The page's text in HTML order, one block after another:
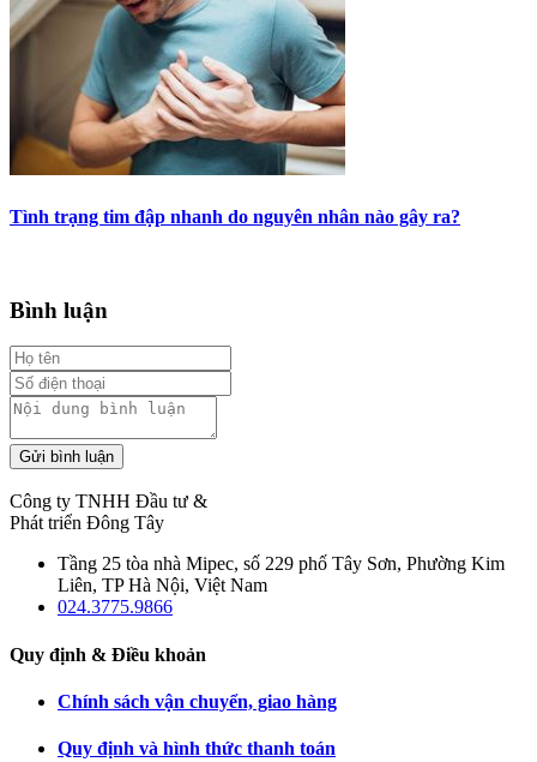
Tình trạng tim đập nhanh do nguyên nhân nào gây ra?
Bình luận
Gửi bình luận
Công ty TNHH Đầu tư &
Phát triển Đông Tây
Tầng 25 tòa nhà Mipec, số 229 phố Tây Sơn, Phường Kim
Liên, TP Hà Nội, Việt Nam
024.3775.9866
Quy định & Điều khoản
Chính sách vận chuyển, giao hàng
Quy định và hình thức thanh toán